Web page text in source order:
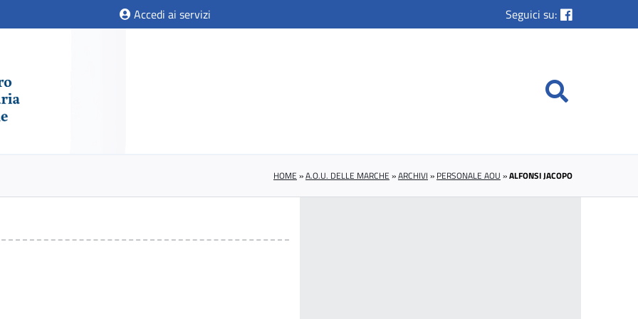
Accedi ai servizi Seguici su:
HOME »A.O.U. DELLE MARCHE »ARCHIVI » PERSONALE AOU »ALFONSI JACOPO